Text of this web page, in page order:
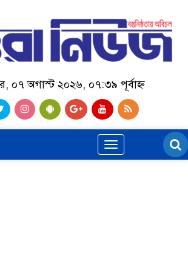
০৭ অগাস্ট ২০২৬, ০৭:৩৯ পূর্বাহ্ন
Toggle
navigation